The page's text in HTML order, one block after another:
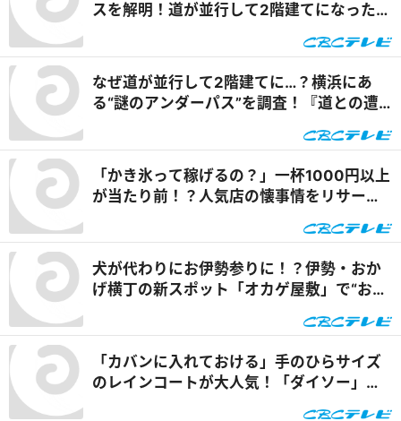
スを解明！道が並行して2階建てになったワ
なぜ道が並行して2階建てに…？横浜にあ
る“謎のアンダーパス”を調査！『道との遭
「かき氷って稼げるの？」一杯1000円以上
が当たり前！？人気店の懐事情をリサーチ
犬が代わりにお伊勢参りに！？伊勢・おか
げ横丁の新スポット「オカゲ屋敷」で“おか
「カバンに入れておける」手のひらサイズ
のレインコートが大人気！「ダイソー」で